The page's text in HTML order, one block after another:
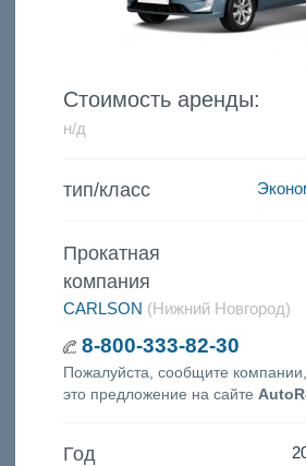
Стоимость аренды:
н/д
тип/класс
Прокатная
компания
CARLSON (Нижний Новгород)
8-800-333-82-30
Пожалуйста, сообщите
это предложение на сайте
Год